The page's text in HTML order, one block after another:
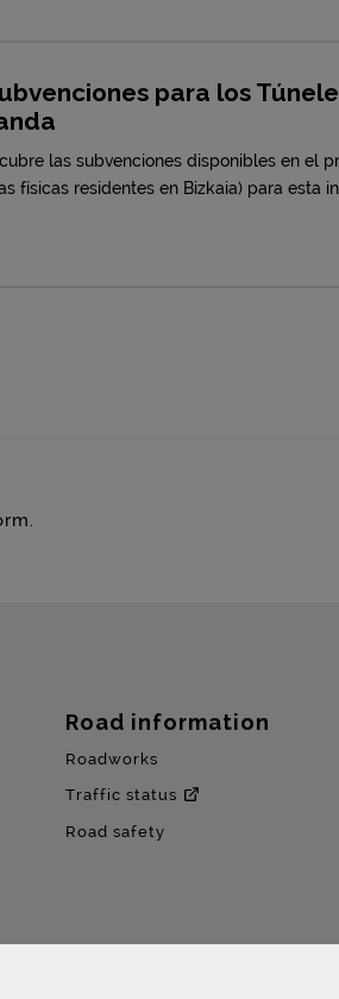
para los
las subvenciones disponibles en el
físicas residentes en Bizkaia) para esta
Road information
Roadworks
Traffic status
Road safety